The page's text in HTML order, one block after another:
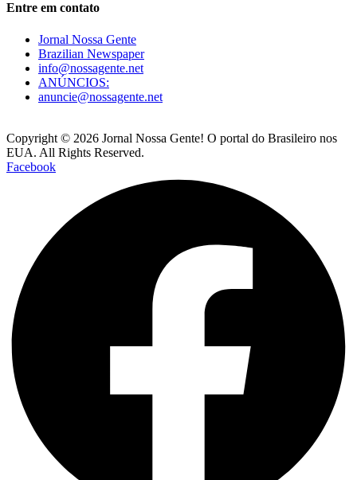
Entre em contato
Jornal Nossa Gente
Brazilian Newspaper
info@nossagente.net
ANÚNCIOS:
anuncie@nossagente.net
Copyright © 2026 Jornal Nossa Gente! O portal do Brasileiro nos
EUA. All Rights Reserved.
Facebook